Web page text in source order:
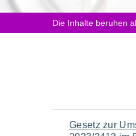
hier:Die Inhalte beruhen
Gesetz zur